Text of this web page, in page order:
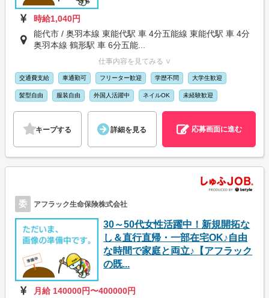
時給1,040円
能代市 / 奥羽本線 東能代駅 車 4分五能線 東能代駅 車 4分
奥羽本線 鶴形駅 車 6分五能...
仕事内容を見てみる ∨
交通費支給 車通勤可 フリーター歓迎 学歴不問 大学生歓迎
髪型自由 服装自由 外国人活躍中 ネイルOK 未経験歓迎
キープする 詳細を見る 応募画面に進む
委 アフラック生命保険株式会社
30～50代女性活躍中！新規開拓な
し＆直行直帰・一部在宅OK♪自由
な時間で家庭と両立♪【アフラック
の既...
月給 140000円〜400000円